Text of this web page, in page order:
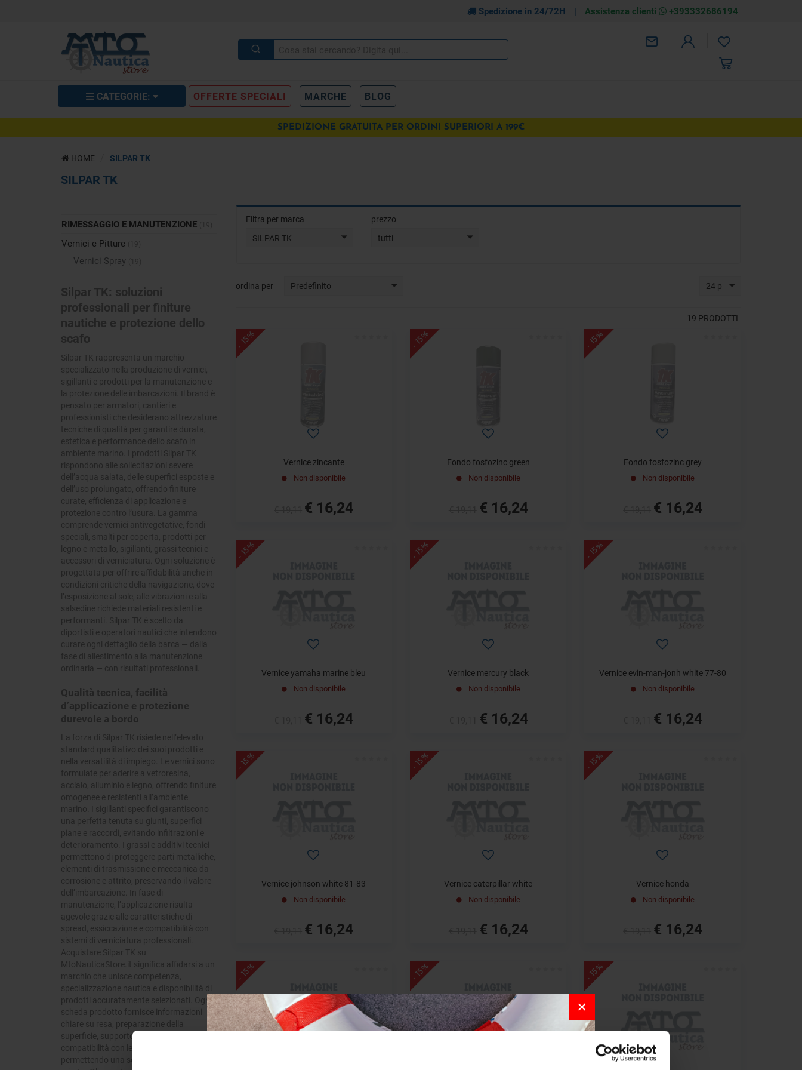
×
Spedizione in 24/72H | Assistenza clienti +393332686194
CATEGORIE: OFFERTE SPECIALI MARCHE BLOG
SPEDIZIONE GRATUITA PER ORDINI SUPERIORI A 199€
HOME SILPAR TK
SILPAR TK
RIMESSAGGIO E MANUTENZIONE
Vernici e Pitture
Vernici Spray
Silpar TK: soluzioni
professionali per finiture
nautiche e protezione dello
scafo
Silpar TK rappresenta un marchio
specializzato nella produzione di vernici,
sigillanti e prodotti per la manutenzione e
la protezione delle imbarcazioni. Il brand è
pensato per armatori, cantieri e
professionisti che desiderano attrezzature
tecniche di qualità per garantire durata,
estetica e performance dello scafo in
ambiente marino. I prodotti Silpar TK
rispondono alle sollecitazioni severe
dell’acqua salata, delle superfici esposte e
dell’uso prolungato, offrendo finiture
curate, efficienza di applicazione e
protezione contro l’usura. La gamma
comprende vernici antivegetative, fondi
speciali, smalti per coperta, prodotti per
legno e metallo, sigillanti, grassi tecnici e
accessori di verniciatura. Ogni soluzione è
progettata per offrire affidabilità anche in
condizioni critiche della navigazione, dove
l’esposizione al sole, alle vibrazioni e alla
salsedine richiede materiali resistenti e
performanti. Silpar TK è scelto da
diportisti e operatori nautici che intendono
curare ogni dettaglio della barca — dalla
fase di allestimento alla manutenzione
ordinaria — con risultati professionali.
Qualità tecnica, facilità
d’applicazione e protezione
durevole a bordo
La forza di Silpar TK risiede nell’elevato
standard qualitativo dei suoi prodotti e
nella versatilità di impiego. Le vernici sono
formulate per aderire a vetroresina,
acciaio, alluminio e legno, offrendo finiture
omogenee e resistenti all’ambiente
marino. I sigillanti specifici garantiscono
una perfetta tenuta su giunti, superfici
piane e raccordi, evitando infiltrazioni e
deterioramento. I grassi e additivi tecnici
permettono di proteggere parti metalliche,
elementi di trasmissione e meccanica da
corrosione e attrito, preservando il valore
dell’imbarcazione. In fase di
manutenzione, l’applicazione risulta
agevole grazie alle caratteristiche di
spread, essiccazione e compatibilità con
sistemi di verniciatura professionali.
Acquistare Silpar TK su
MtoNauticaStore.it significa affidarsi a un
marchio che unisce competenza,
specializzazione nautica e disponibilità di
prodotti accuratamente selezionati. Ogni
scheda prodotto fornisce informazioni
chiare su resa, preparazione della
superficie, supporto tecnico e
compatibilità con le condizioni marine,
permettendo una scelta consapevole e
Filtra per marca
SILPAR TK
prezzo
tutti
ordina per Predefinito 24 p
19 PRODOTTI
- 15%
Vernice zincante
Non disponibile
€ 16,24
- 15%
Fondo fosfozinc green
Non disponibile
€ 16,24
- 15%
Fondo fosfozinc grey
Non disponibile
€ 16,24
- 15%
Vernice yamaha marine bleu
Non disponibile
€ 16,24
- 15%
Vernice mercury black
Non disponibile
€ 16,24
- 15%
Vernice evin-man-jonh white 77-80
Non disponibile
€ 16,24
- 15%
Vernice johnson white 81-83
Non disponibile
€ 16,24
- 15%
Vernice caterpillar white
Non disponibile
€ 16,24
- 15%
Vernice honda
Non disponibile
€ 16,24
- 15% - 15% - 15%